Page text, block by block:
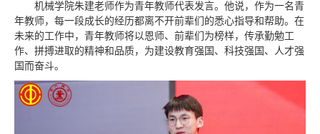
机械学院朱建老师作为青年教师代表发言。他说，作为一名青
年教师，每一段成长的经历都离不开前辈们的悉心指导和帮助。在
未来的工作中，青年教师将以恩师、前辈们为榜样，传承勤勉工
作、拼搏进取的精神和品质，为建设教育强国、科技强国、人才强
国而奋斗。